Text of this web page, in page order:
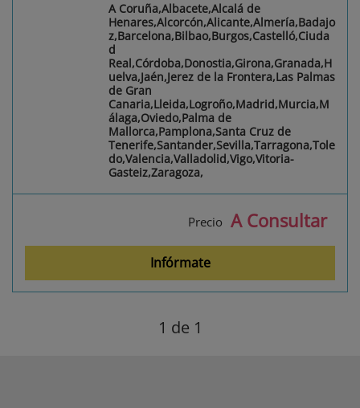
A Coruña,Albacete,Alcalá de
Henares,Alcorcón,Alicante,Almería,Badajo
z,Barcelona,Bilbao,Burgos,Castelló,Ciuda
d
Real,Córdoba,Donostia,Girona,Granada,H
uelva,Jaén,Jerez de la Frontera,Las Palmas
de Gran
Canaria,Lleida,Logroño,Madrid,Murcia,M
álaga,Oviedo,Palma de
Mallorca,Pamplona,Santa Cruz de
Tenerife,Santander,Sevilla,Tarragona,Tole
do,Valencia,Valladolid,Vigo,Vitoria-
Gasteiz,Zaragoza,
Precio A Consultar
Infórmate
1 de 1